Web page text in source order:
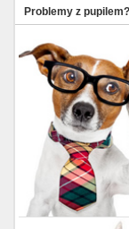
Problemy z pupilem?